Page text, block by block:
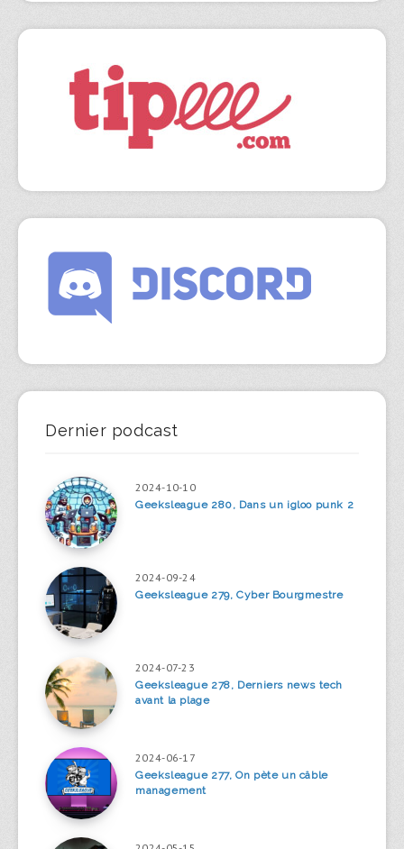
Dernier podcast
2024-10-10
Geeksleague 280, Dans un igloo punk 2
2024-09-24
Geeksleague 279, Cyber Bourgmestre
2024-07-23
Geeksleague 278, Derniers news tech
avant la plage
2024-06-17
Geeksleague 277, On pète un câble
management